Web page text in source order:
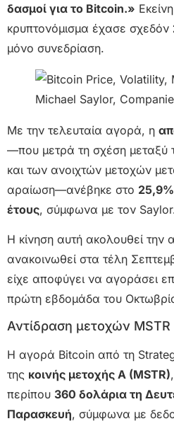
δασμοί για το Bitcoin.»
κρυπτονόμισμα έχασε σχεδόν
μόνο συνεδρίαση.
Με την τελευταία αγορά, η
—που μετρά τη σχέση μεταξύ
και των ανοιχτών μετοχών
αραίωση—ανέβηκε στο
έτους, σύμφωνα με τον
Η κίνηση αυτή ακολουθεί την
ανακοινωθεί στα τέλη
είχε αποφύγει να αγοράσει
πρώτη εβδομάδα του
Αντίδραση μετοχών MSTR
Η αγορά Bitcoin από τη
της κοινής μετοχής A (MSTR)
περίπου 360 δολάρια τη
Παρασκευή, σύμφωνα με